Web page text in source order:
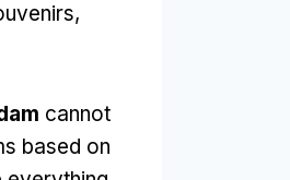
,
cannot
based on